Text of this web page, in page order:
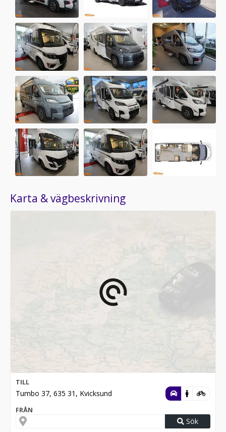
Karta & vägbeskrivning
TILL
Tumbo 37, 635 31, Kvicksund
FRÅN
Sök